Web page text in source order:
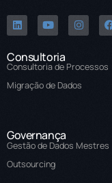
Consultoria
Consultoria de Processos
Migração de Dados
Governança
Gestão de Dados Mestres
Outsourcing